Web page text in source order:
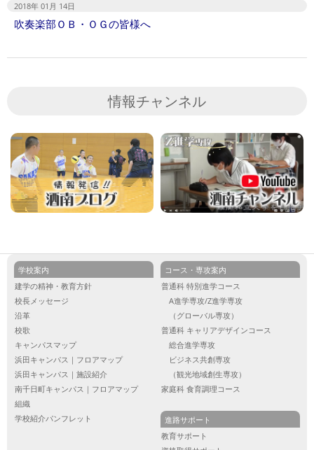
2018年 01月 14日
吹奏楽部ＯＢ・ＯＧの皆様へ
情報チャンネル
学校案内
建学の精神・教育方針
校長メッセージ
沿革
校歌
キャンパスマップ
浜田キャンパス｜フロアマップ
浜田キャンパス｜施設紹介
南千日町キャンパス｜フロアマップ
組織
学校紹介パンフレット
コース・専攻案内
普通科 特別進学コース
A進学専攻/Z進学専攻
（グローバル専攻）
普通科 キャリアデザインコース
総合進学専攻
ビジネス共創専攻
（観光地域創生専攻）
家庭科 食育調理コース
進路サポート
教育サポート